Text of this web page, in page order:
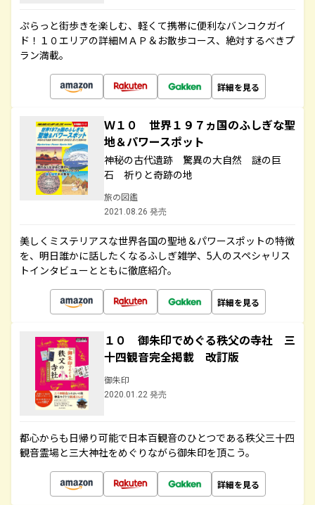
ぷらっと街歩きを楽しむ、軽くて携帯に便利なバンコクガイ
ド！１０エリアの詳細ＭＡＰ＆お散歩コース、絶対するべきプ
ラン満載。
詳細を見る
Ｗ１０ 世界１９７ヵ国のふしぎな聖
地＆パワースポット
神秘の古代遺跡 驚異の大自然 謎の巨
石 祈りと奇跡の地
旅の図鑑
2021.08.26 発売
美しくミステリアスな世界各国の聖地＆パワースポットの特徴
を、明日誰かに話したくなるふしぎ雑学、5人のスペシャリス
トインタビューとともに徹底紹介。
詳細を見る
１０ 御朱印でめぐる秩父の寺社 三
十四観音完全掲載 改訂版
御朱印
2020.01.22 発売
都心からも日帰り可能で日本百観音のひとつである秩父三十四
観音霊場と三大神社をめぐりながら御朱印を頂こう。
詳細を見る